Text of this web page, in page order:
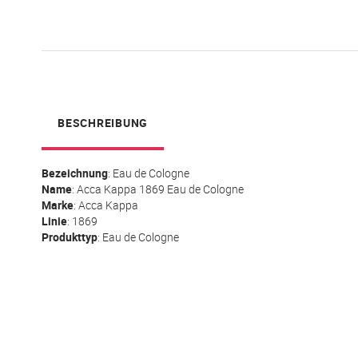
BESCHREIBUNG
Bezeichnung: Eau de Cologne
Name: Acca Kappa 1869 Eau de Cologne
Marke: Acca Kappa
Linie: 1869
Produkttyp: Eau de Cologne